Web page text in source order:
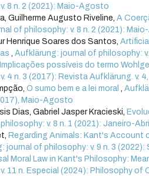
8 n. 2 (2021): Maio-Agosto
Guilherme Augusto Riveline,A
of philosophy: v. 8 n. 2 (2021):
Henrique Soares dos Santos,
,Aufklärung: journal of philosophy:
Implicações possíveis do termo
4 n. 3 (2017): Revista Aufklärung. v.
O sumo bem e a lei moral,
Maio-Agosto
Dias, Gabriel Jasper Kracieski,
v. 8 n. 1 (2021): Janeiro-Abril
Regarding Animals: Kant's Account
journal of philosophy: v. 9 n. 3
Moral Law in Kant's Philosophy:
11 n. Especial (2024): Philosophy of